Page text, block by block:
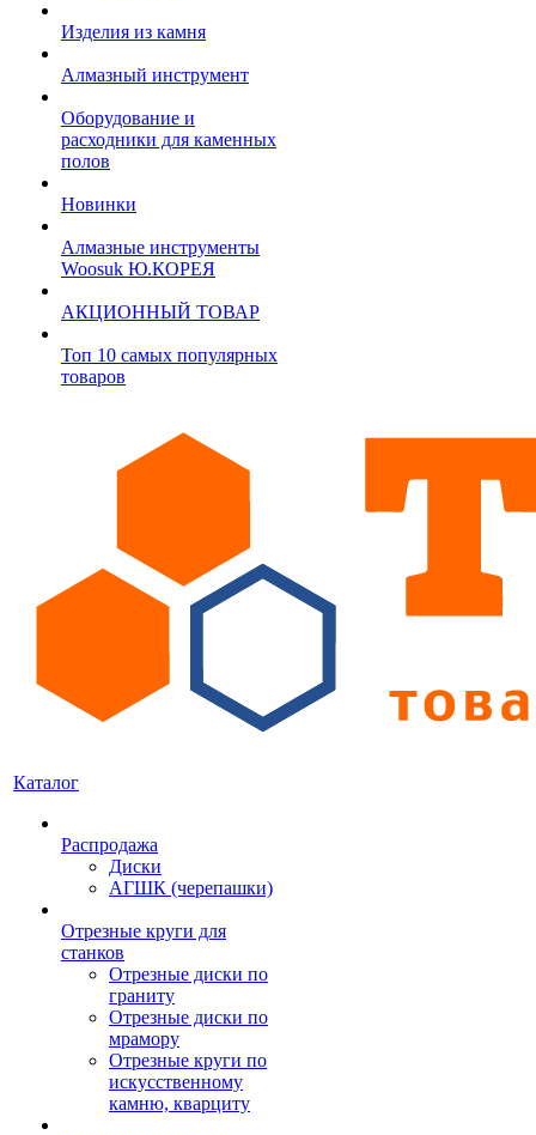
Изделия из камня
Алмазный инструмент
Оборудование и
расходники для каменных
полов
Новинки
Алмазные инструменты
Woosuk Ю.КОРЕЯ
АКЦИОННЫЙ ТОВАР
Топ 10 самых популярных
товаров
Каталог
Распродажа
Диски
АГШК (черепашки)
Отрезные круги для
станков
Отрезные диски по
граниту
Отрезные диски по
мрамору
Отрезные круги по
искусственному
камню, кварциту